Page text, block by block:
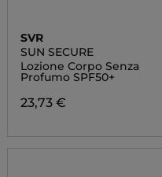
SVR
SUN SECURE
Lozione Corpo Senza
Profumo SPF50+
23,73 €